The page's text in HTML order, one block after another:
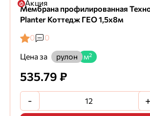
Акция
Мембрана профилированная
Planter Коттедж ГЕО 1,5х8м
0
0
Цена за
рулон м²
535.79 ₽
- +